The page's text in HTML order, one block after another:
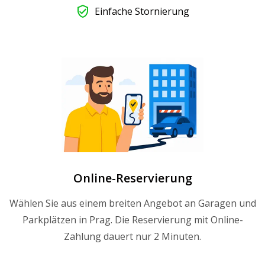
Einfache Stornierung
Online-Reservierung
Wählen Sie aus einem breiten Angebot an Garagen und
Parkplätzen in Prag. Die Reservierung mit Online-
Zahlung dauert nur 2 Minuten.